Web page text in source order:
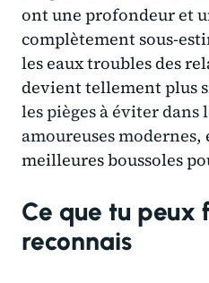
ont une profondeur et
complètement sous-
les eaux troubles des
devient tellement plus
les pièges à éviter dans
amoureuses modernes,
meilleures boussoles
Ce que tu peux
reconnais